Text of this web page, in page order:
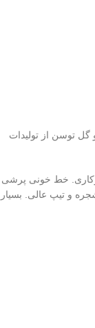
گل توسن از تولیدات
خط خونی پرشی
و تیپ عالی. بسیار